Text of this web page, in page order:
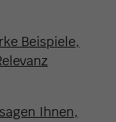
Beispiele,
Ihnen,